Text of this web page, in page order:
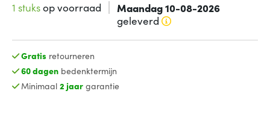
1 stuksop voorraad Maandag 10-08-2026
geleverd
Gratis retourneren
60 dagenbedenktermijn
Minimaal 2 jaargarantie